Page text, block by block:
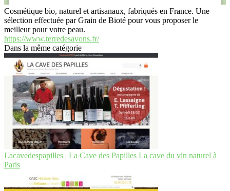
Cosmétique bio, naturel et artisanaux, fabriqués en France. Une
sélection effectuée par Grain de Bioté pour vous proposer le
meilleur pour votre peau.
https://www.terredesavons.fr/
Dans la même catégorie
Lacavedes­pa­pil­les | La Cave des Papilles La cave du vin naturel à
Paris